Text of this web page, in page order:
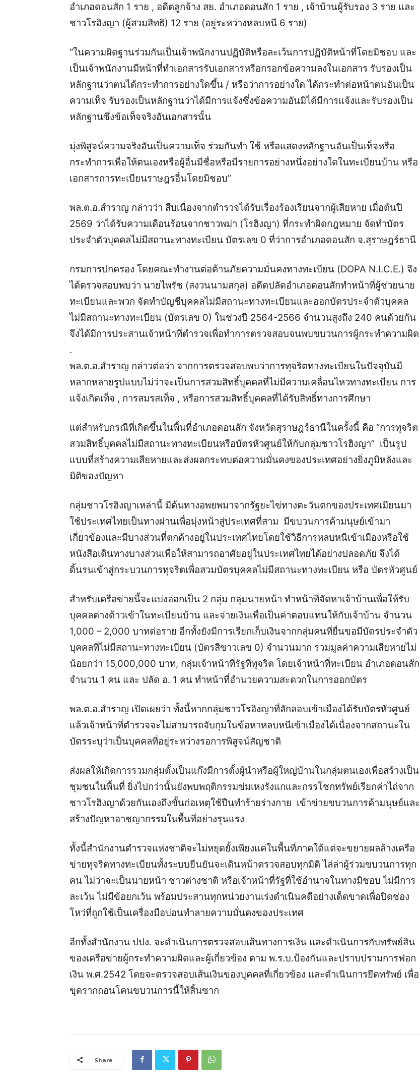
อำเภอดอนสัก 1 ราย , อดีตลูกจ้าง สย. อำเภอดอนสัก 1 ราย , เจ้าบ้านผู้รับรอง 3 ราย และ
ชาวโรฮิงญา (ผู้สวมสิทธิ) 12 ราย (อยู่ระหว่างหลบหนี 6 ราย)
“ในความผิดฐานร่วมกันเป็นเจ้าพนักงานปฏิบัติหรือละเว้นการปฏิบัติหน้าที่โดยมิชอบ และ
เป็นเจ้าพนักงานมีหน้าที่ทำเอกสารรับเอกสารหรือกรอกข้อความลงในเอกสาร รับรองเป็น
หลักฐานว่าตนได้กระทำการอย่างใดขึ้น / หรือว่าการอย่างใด ได้กระทำต่อหน้าตนอันเป็น
ความเท็จ รับรองเป็นหลักฐานว่าได้มีการแจ้งซึ่งข้อความอันมิได้มีการแจ้งและรับรองเป็น
หลักฐานซึ่งข้อเท็จจริงอันเอกสารนั้น
มุ่งพิสูจน์ความจริงอันเป็นความเท็จ ร่วมกันทำ ใช้ หรือแสดงหลักฐานอันเป็นเท็จหรือ
กระทำการเพื่อให้ตนเองหรือผู้อื่นมีชื่อหรือมีรายการอย่างหนึ่งอย่างใดในทะเบียนบ้าน หรือ
เอกสารการทะเบียนราษฎรอื่นโดยมิชอบ”
พล.ต.อ.สำราญ กล่าวว่า สืบเนื่องจากตำรวจได้รับเรื่องร้องเรียนจากผู้เสียหาย เมื่อต้นปี
2569 ว่าได้รับความเดือนร้อนจากชาวพม่า (โรฮิงญา) ที่กระทำผิดกฎหมาย จัดทำบัตร
ประจำตัวบุคคลไม่มีสถานะทางทะเบียน บัตรเลข 0 ที่ว่าการอำเภอดอนสัก จ.สุราษฎร์ธานี
กรมการปกครอง โดยคณะทำงานต่อต้านภัยความมั่นคงทางทะเบียน (DOPA N.I.C.E.) จึง
ได้ตรวจสอบพบว่า นายไพรัช (สงวนนามสกุล) อดีตปลัดอำเภอดอนสักทำหน้าที่ผู้ช่วยนาย
ทะเบียนและพวก จัดทำบัญชีบุคคลไม่มีสถานะทางทะเบียนและออกบัตรประจำตัวบุคคล
ไม่มีสถานะทางทะเบียน (บัตรเลข 0) ในช่วงปี 2564-2566 จำนวนสูงถึง 240 คนด้วยกัน
จึงได้มีการประสานเจ้าหน้าที่ตำรวจเพื่อทำการตรวจสอบจนพบขบวนการผู้กระทำความผิด
.
พล.ต.อ.สำราญ กล่าวต่อว่า จากการตรวจสอบพบว่าการทุจริตทางทะเบียนในปัจจุบันมี
หลากหลายรูปแบบไม่ว่าจะเป็นการสวมสิทธิ์บุคคลที่ไม่มีความเคลื่อนไหวทางทะเบียน การ
แจ้งเกิดเท็จ , การสมรสเท็จ , หรือการสวมสิทธิ์บุคคลที่ได้รับสิทธิ์ทางการศึกษา
แต่สำหรับกรณีที่เกิดขึ้นในพื้นที่อำเภอดอนสัก จังหวัดสุราษฎร์ธานีในครั้งนี้ คือ “การทุจริต
สวมสิทธิ์บุคคลไม่มีสถานะทางทะเบียนหรือบัตรหัวศูนย์ให้กับกลุ่มชาวโรฮิงญา” เป็นรูป
แบบที่สร้างความเสียหายและส่งผลกระทบต่อความมั่นคงของประเทศอย่างยิ่งภูมิหลังและ
มิติของปัญหา
กลุ่มชาวโรฮิงญาเหล่านี้ มีต้นทางอพยพมาจากรัฐยะไข่ทางตะวันตกของประเทศเมียนมา
ใช้ประเทศไทยเป็นทางผ่านเพื่อมุ่งหน้าสู่ประเทศที่สาม มีขบวนการค้ามนุษย์เข้ามา
เกี่ยวข้องและมีบางส่วนที่ตกค้างอยู่ในประเทศไทยโดยใช้วิธีการหลบหนีเข้าเมืองหรือใช้
หนังสือเดินทางบางส่วนเพื่อให้สามารถอาศัยอยู่ในประเทศไทยได้อย่างปลอดภัย จึงได้
ดิ้นรนเข้าสู่กระบวนการทุจริตเพื่อสวมบัตรบุคคลไม่มีสถานะทางทะเบียน หรือ บัตรหัวศูนย์
สำหรับเครือข่ายนี้จะแบ่งออกเป็น 2 กลุ่ม กลุ่มนายหน้า ทำหน้าที่จัดหาเจ้าบ้านเพื่อให้รับ
บุคคลต่างด้าวเข้าในทะเบียนบ้าน และจ่ายเงินเพื่อเป็นค่าตอบแทนให้กับเจ้าบ้าน จำนวน
1,000 – 2,000 บาทต่อราย อีกทั้งยังมีการเรียกเก็บเงินจากกลุ่มคนที่ยื่นขอมีบัตรประจำตัว
บุคคลที่ไม่มีสถานะทางทะเบียน (บัตรสีขาวเลข 0) จำนวนมาก รวมมูลค่าความเสียหายไม่
น้อยกว่า 15,000,000 บาท, กลุ่มเจ้าหน้าที่รัฐที่ทุจริต โดยเจ้าหน้าที่ทะเบียน อำเภอดอนสัก
จำนวน 1 คน และ ปลัด อ. 1 คน ทำหน้าที่อำนวยความสะดวกในการออกบัตร
พล.ต.อ.สำราญ เปิดเผยว่า ทั้งนี้หากกลุ่มชาวโรฮิงญาที่ลักลอบเข้าเมืองได้รับบัตรหัวศูนย์
แล้วเจ้าหน้าที่ตำรวจจะไม่สามารถจับกุมในข้อหาหลบหนีเข้าเมืองได้เนื่องจากสถานะใน
บัตรระบุว่าเป็นบุคคลที่อยู่ระหว่างรอการพิสูจน์สัญชาติ
ส่งผลให้เกิดการรวมกลุ่มตั้งเป็นแก๊งมีการตั้งผู้นำหรือผู้ใหญ่บ้านในกลุ่มตนเองเพื่อสร้างเป็น
ชุมชนในพื้นที่ ยิ่งไปกว่านั้นยังพบพฤติกรรมข่มเหงรังแกและกรรโชกทรัพย์เรียกค่าไถ่จาก
ชาวโรฮิงญาด้วยกันเองถึงขั้นก่อเหตุใช้ปืนทำร้ายร่างกาย เข้าข่ายขบวนการค้ามนุษย์และ
สร้างปัญหาอาชญากรรมในพื้นที่อย่างรุนแรง
ทั้งนี้สำนักงานตำรวจแห่งชาติจะไม่หยุดยั้งเพียงแค่ในพื้นที่ภาคใต้แต่จะขยายผลล้างเครือ
ข่ายทุจริตทางทะเบียนทั้งระบบยืนยันจะเดินหน้าตรวจสอบทุกมิติ ไล่ล่าผู้ร่วมขบวนการทุก
คน ไม่ว่าจะเป็นนายหน้า ชาวต่างชาติ หรือเจ้าหน้าที่รัฐที่ใช้อำนาจในทางมิชอบ ไม่มีการ
ละเว้น ไม่มีข้อยกเว้น พร้อมประสานทุกหน่วยงานเร่งดำเนินคดีอย่างเด็ดขาดเพื่อปิดช่อง
โหว่ที่ถูกใช้เป็นเครื่องมือบ่อนทำลายความมั่นคงของประเทศ
อีกทั้งสำนักงาน ปปง. จะดำเนินการตรวจสอบเส้นทางการเงิน และดำเนินการกับทรัพย์สิน
ของเครือข่ายผู้กระทำความผิดและผู้เกี่ยวข้อง ตาม พ.ร.บ.ป้องกันและปราบปรามการฟอก
เงิน พ.ศ.2542 โดยจะตรวจสอบเส้นเงินของบุคคลที่เกี่ยวข้อง และดำเนินการยึดทรัพย์ เพื่อ
ขุดรากถอนโคนขบวนการนี้ให้สิ้นซาก
Share